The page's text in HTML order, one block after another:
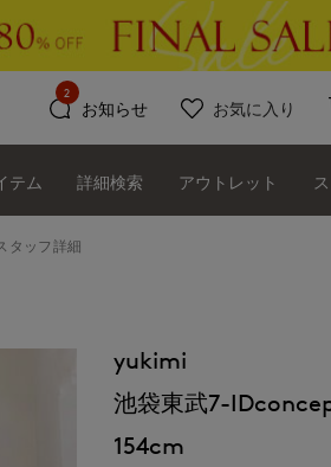
お知らせ
2
お気に入り
テム 詳細検索 アウトレット
タッフ詳細
yukimi
池袋東武7-
154cm